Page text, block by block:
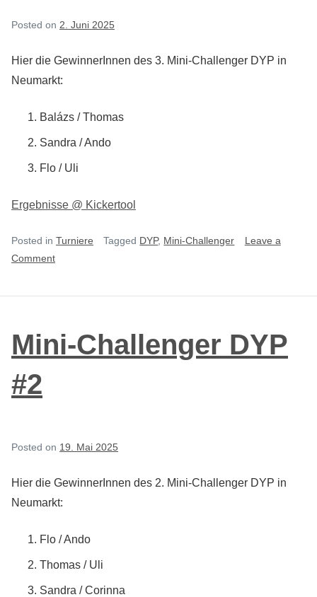
Posted on 2. Juni 2025
Hier die GewinnerInnen des 3. Mini-Challenger DYP in
Neumarkt:
Balázs / Thomas
Sandra / Ando
Flo / Uli
Ergebnisse @ Kickertool
Posted in Turniere Tagged DYP, Mini-Challenger
Leave a
Commenton
Mini-Challenger DYP
#2
Posted on 19. Mai 2025
Hier die GewinnerInnen des 2. Mini-Challenger DYP in
Neumarkt:
Flo / Ando
Thomas / Uli
Sandra / Corinna